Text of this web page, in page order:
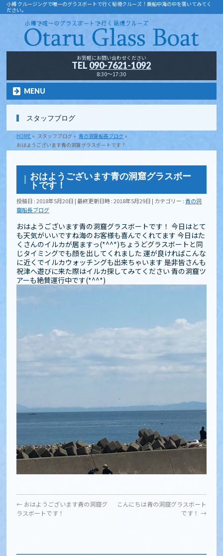
小樽 クルージングで唯一のグラスボートで行く秘境クルーズ！乗船中海の中を覗いてみてく
ださい。
お気軽にお問い合わせください
TEL 090-7621-1092
8:30～17:30
MENU
スタッフブログ
HOME » スタッフブログ » 青の洞窟船長ブログ »
おはようございます青の洞窟グラスボートです！
おはようございます青の洞窟グラスボー
トです！
投稿日 : 2018年5月20日 最終更新日時 : 2018年5月29日 カテゴリー :青の洞
窟船長ブログ
おはようございます青の洞窟グラスボートです！ 今日はとて
も天気がいいですね️海のお客様も喜んでくれてます 今日はた
くさんのイルカが居ますっ(*^^*)ちょうどグラスボートと同
じタイミングでも顔を出してくれました 運が良ければこんな
に近くでイルカウォッチングも出来ちゃいます 是非皆さんも
祝津へ遊びに来た際はイルカ探してみてください️️ 青の洞窟ツ
アーも絶賛運行中です(*^^*)
← おはようございます青の洞窟グ
ラスボートです！
こんにちは青の洞窟グラスボート
です！ →